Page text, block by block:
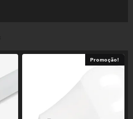
Promoção!